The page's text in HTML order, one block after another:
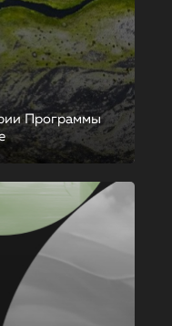
Программы